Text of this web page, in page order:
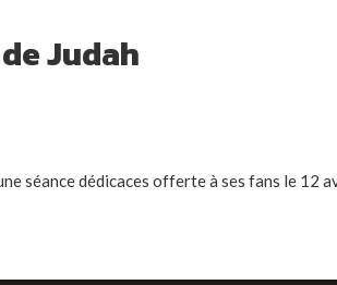
Judah
séance dédicaces offerte à ses fans le 12